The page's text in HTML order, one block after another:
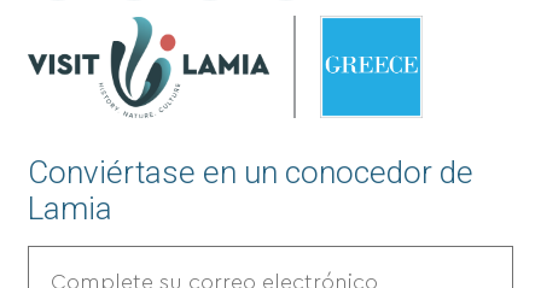
Conviértase en un conocedor de
Lamia